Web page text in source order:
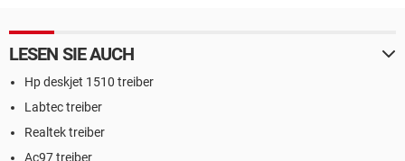
LESEN SIE AUCH
Hp deskjet 1510 treiber
Labtec treiber
Realtek treiber
Ac97 treiber